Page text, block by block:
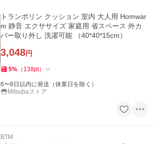
トランポリン クッション 室内 大人用 Homwar
m 静音 エクササイズ 家庭用 省スペース 外カ
バー取り外し 洗濯可能 （40*40*15cm）
3,048円
5% （ 138pt）
6〜8日以内に発送（休業日を除く）
Mitsubaストア
BTM